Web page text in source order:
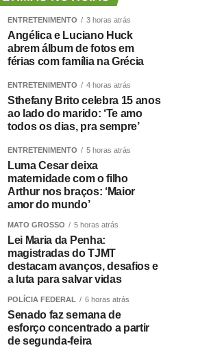
ENTRETENIMENTO 3 horas atrás
Angélica e Luciano Huck
abrem álbum de fotos em
férias com família na Grécia
ENTRETENIMENTO 4 horas atrás
Sthefany Brito celebra 15 anos
ao lado do marido: ‘Te amo
todos os dias, pra sempre’
ENTRETENIMENTO 5 horas atrás
Luma Cesar deixa
maternidade com o filho
Arthur nos braços: ‘Maior
amor do mundo’
MATO GROSSO 5 horas atrás
Lei Maria da Penha:
magistradas do TJMT
destacam avanços, desafios e
a luta para salvar vidas
POLÍCIA FEDERAL 6 horas atrás
Senado faz semana de
esforço concentrado a partir
de segunda-feira